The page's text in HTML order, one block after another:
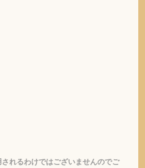
れるわけではございませんのでご